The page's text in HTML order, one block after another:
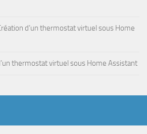
d’un thermostat virtuel sous Home
thermostat virtuel sous Home Assistant